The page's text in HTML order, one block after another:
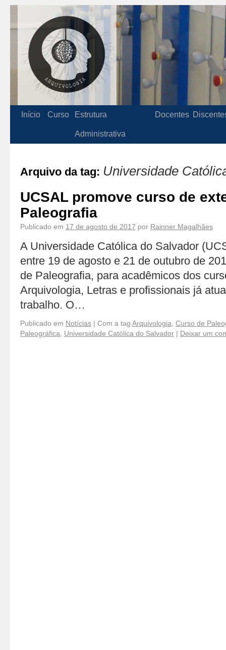
Início Curso Estrutura
Administrativa
Docentes
Arquivo da tag: Universidade
UCSAL promove curso de
Paleografia
Publicado em 17 de agosto de 2017 por Rainner Magalhães
A Universidade Católica do Salvador
entre 19 de agosto e 21 de outubro de
de Paleografia, para acadêmicos dos
Arquivologia, Letras e profissionais já
trabalho. O…
Publicado em Notícias | Com a tag Arquivologia Curso de
Paleográfica
Universidade Católica do Salvador | Deixar um